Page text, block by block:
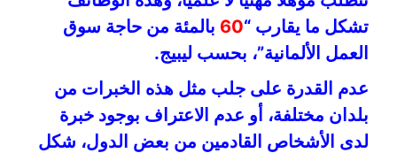
تشكل ما يقارب “60 بالمئة من حاجة سوق
العمل الألمانية”، بحسب ليبيج.
عدم القدرة على جلب مثل هذه الخبرات من
بلدان مختلفة، أو عدم الاعتراف بوجود خبرة
لدى الأشخاص القادمين من بعض الدول، شكل